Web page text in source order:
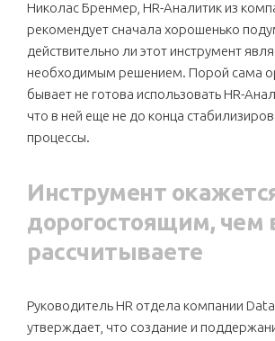
Николас Бренмер, HR-Аналитик из
рекомендует сначала хорошенько
действительно ли этот инструмент
необходимым решением. Порой сама
бывает не готова использовать HR-
что в ней еще не до конца
процессы.
Инструмент
дорогостоящим, чем
рассчитываете
Руководитель HR отдела компании
утверждает, что создание и